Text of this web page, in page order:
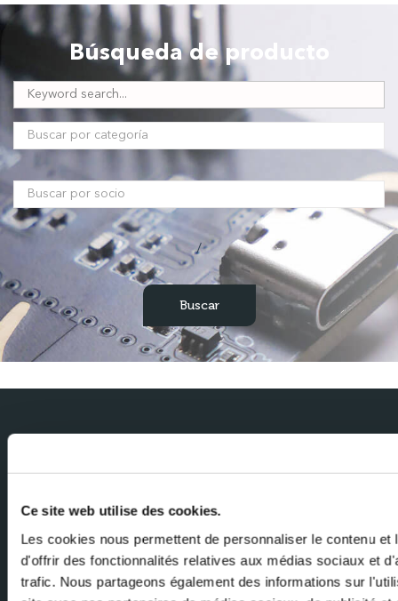
Ce site web utilise des cookies.
Les cookies nous permettent de personnaliser le contenu et
d'offrir des fonctionnalités relatives aux médias sociaux et
trafic. Nous partageons également des informations sur
Búsqueda de producto
/
Reciba las últimas novedades de Milexia directamente en su buzón de
Nombre